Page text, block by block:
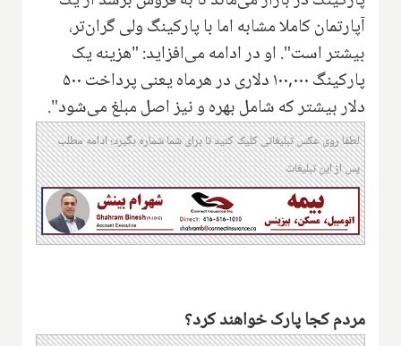
آپارتمان کاملا مشابه اما با پارکینگ ولی گران‌تر،
بیشتر است". او در ادامه می‌افزاید: "هزینه یک
پارکینگ ۱۰۰,۰۰۰ دلاری در هرماه یعنی پرداخت ۵۰۰
دلار بیشتر که شامل بهره و نیز اصل مبلغ می‌شود".
لطفا روی عکس تبلیغاتی کلیک کنید تا برای شما شماره بگیرد؛ ادامه مطلب
پس از این تبلیغات
مردم کجا پارک خواهند کرد؟